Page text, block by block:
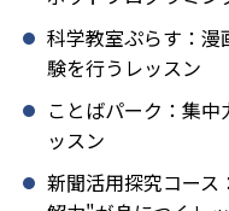
科学教室ぷらす：
験を行うレッスン
ことばパーク：集
ッスン
新聞活用探究コー